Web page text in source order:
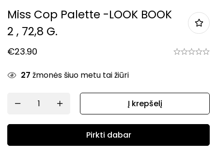
Miss Cop Palette -LOOK BOOK
2 , 72,8 G.
€23.90
27 žmonės šiuo metu tai žiūri
Į krepšelį
Pirkti dabar